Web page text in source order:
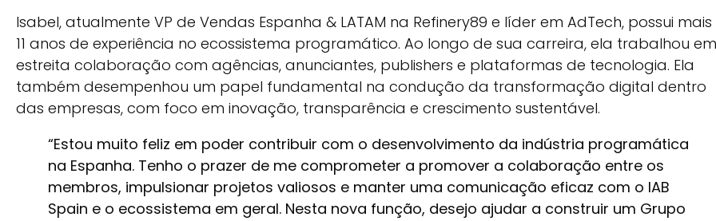
Isabel, atualmente VP de Vendas Espanha & LATAM na Refinery89 e líder em AdTech, possui
11 anos de experiência no ecossistema programático. Ao longo de sua carreira, ela trabalhou em
estreita colaboração com agências, anunciantes, publishers e plataformas de tecnologia. Ela
também desempenhou um papel fundamental na condução da transformação digital dentro
das empresas, com foco em inovação, transparência e crescimento sustentável.
“Estou muito feliz em poder contribuir com o desenvolvimento da indústria programática
na Espanha. Tenho o prazer de me comprometer a promover a colaboração entre os
membros, impulsionar projetos valiosos e manter uma comunicação eficaz com o IAB
Spain e o ecossistema em geral. Nesta nova função, desejo ajudar a construir um Grupo